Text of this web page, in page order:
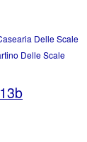
Delle Scale
Delle Scale